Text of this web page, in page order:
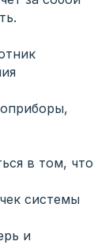
в том, что
системы
и